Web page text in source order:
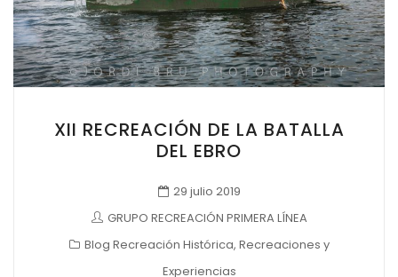
XII RECREACIÓN DE LA BATALLA
DEL EBRO
29 julio 2019
GRUPO RECREACIÓN PRIMERA LÍNEA
Blog Recreación Histórica, Recreaciones y
Experiencias